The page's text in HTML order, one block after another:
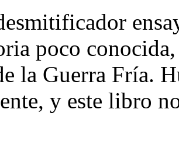
poco
la Guerra Fría.
y este libro